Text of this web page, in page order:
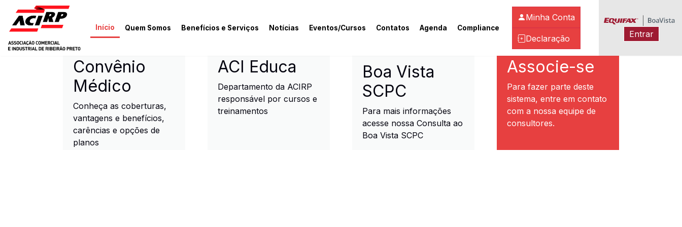
Pular para o conteúdo principal
Início Quem Somos Benefícios e Serviços Notícias Eventos/Cursos Contatos Agenda Compliance
Minha Conta
Declaração Entrar
ACIRP - Associação Comercial e Industrial de Ribeirão Preto
Convênio
Médico
Conheça as coberturas,
vantagens e benefícios,
carências e opções de
planos
ACI Educa
Departamento da ACIRP
responsável por cursos e
treinamentos
Boa Vista
SCPC
Para mais informações
acesse nossa Consulta ao
Boa Vista SCPC
Associe-se
Para fazer parte deste
sistema, entre em contato
com a nossa equipe de
consultores.